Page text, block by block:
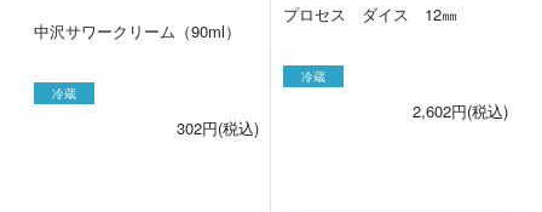
中沢サワークリーム（90ml）
冷蔵
302円(税込)
プロセス ダイス 12㎜
冷蔵
2,602円(税込)